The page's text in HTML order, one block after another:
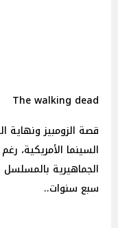
The walking dead
قصة الزومبيز ونهاية
السينما الأمريكية،
الجماهيرية
سبع سنوات..